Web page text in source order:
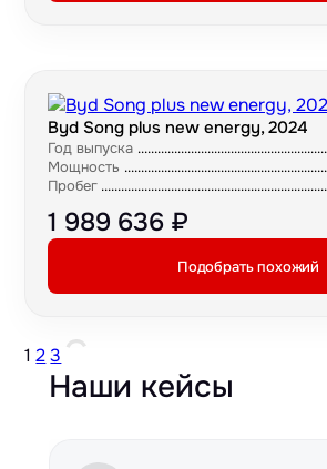
Byd Song plus new energy, 2024
Год выпуска
Мощность
Пробег
1 989 636 ₽
Подобрать похожий
1 2 3
Наши кейсы